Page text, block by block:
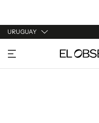
URUGUAY
URUGUAY
ARGENTINA